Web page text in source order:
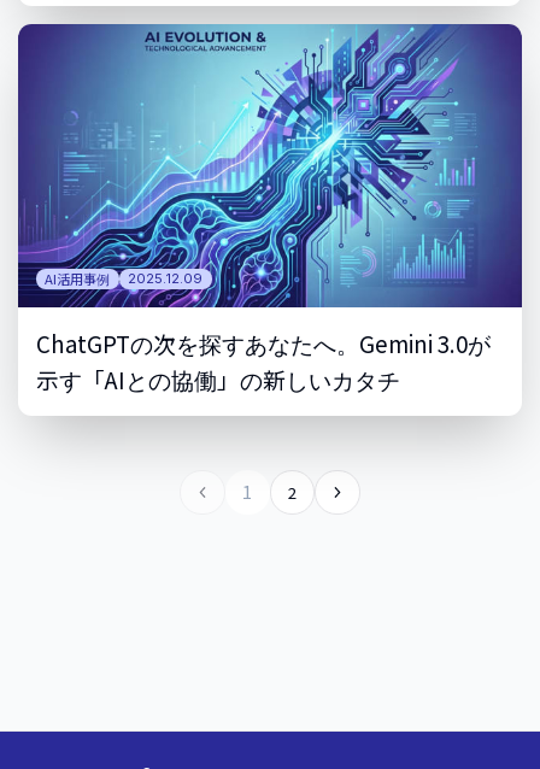
AI活用事例 2025.12.09
ChatGPTの次を探すあなたへ。Gemini 3.0が
示す「AIとの協働」の新しいカタチ
1 2